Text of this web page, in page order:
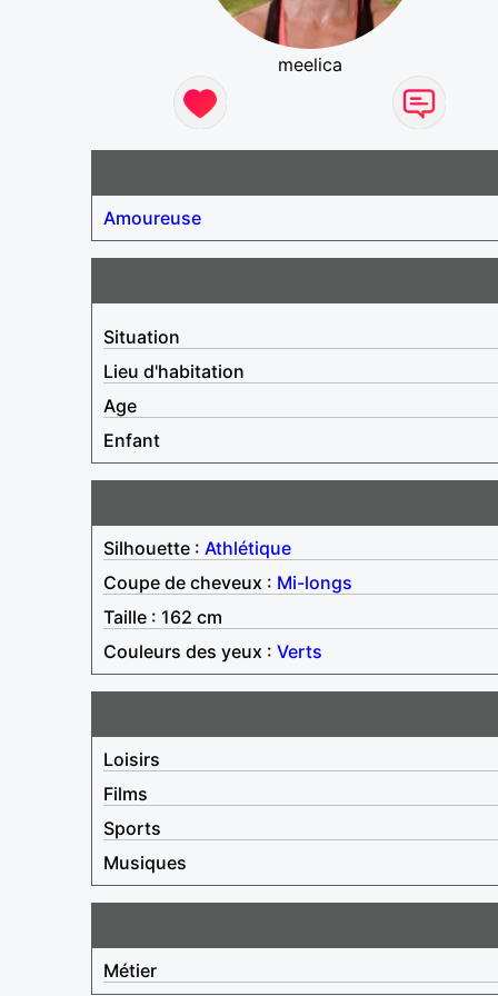
meelica
Amoureuse
Situation
Lieu d'habitation
Age
Enfant
Silhouette : Athlétique
Coupe de cheveux : Mi-longs
Taille : 162 cm
Couleurs des yeux : Verts
Loisirs
Films
Sports
Musiques
Métier